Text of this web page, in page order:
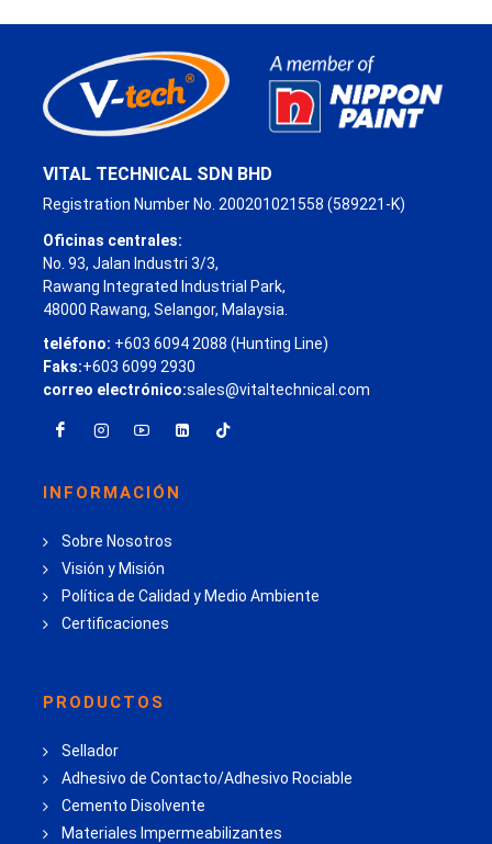
VITAL TECHNICAL SDN BHD
Registration Number No. 200201021558 (589221-K)
Oficinas centrales:
No. 93, Jalan Industri 3/3,
Rawang Integrated Industrial Park,
48000 Rawang, Selangor, Malaysia.
teléfono: +603 6094 2088 (Hunting Line)
Faks:+603 6099 2930
correo electrónico:sales@vitaltechnical.com
INFORMACIÓN
Sobre Nosotros
Visión y Misión
Política de Calidad y Medio Ambiente
Certificaciones
PRODUCTOS
Sellador
Adhesivo de Contacto/Adhesivo Rociable
Cemento Disolvente
Materiales Impermeabilizantes